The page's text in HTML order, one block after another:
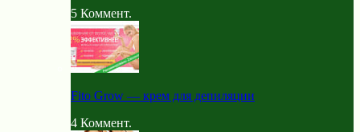
5 Коммент.
Fito Grow — крем для депиляции
4 Коммент.